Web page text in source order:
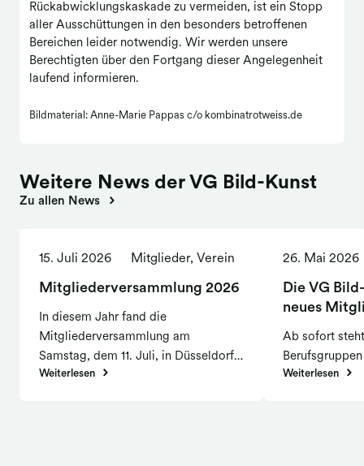
Rückabwicklungskaskade zu vermeiden, ist ein Stopp
aller Ausschüttungen in den besonders betroffenen
Bereichen leider notwendig. Wir werden unsere
Berechtigten über den Fortgang dieser Angelegenheit
laufend informieren.
Bildmaterial: Anne-Marie Pappas c/o kombinatrotweiss.de
Weitere News der VG Bild-Kunst
Zu allen News
15. Juli 2026 Mitglieder, Verein
Mitgliederversammlung 2026
In diesem Jahr fand die
Mitgliederversammlung am
Samstag, dem 11. Juli, in Düsseldorf
statt. In seinem Geschäftsbericht zog
Weiterlesen
26. Mai 2026
Die VG
neues
Ab sofort
anderen wird
Weiterlesen